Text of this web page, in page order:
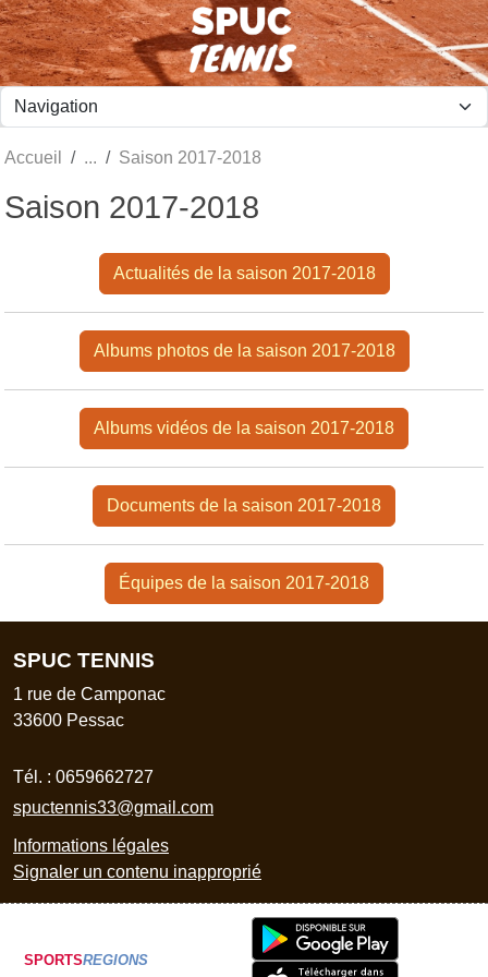
Accueil Saison 2017-2018
Saison 2017-2018
Actualités de la saison 2017-2018
Albums photos de la saison 2017-2018
Albums vidéos de la saison 2017-2018
Documents de la saison 2017-2018
Équipes de la saison 2017-2018
SPUC TENNIS
1 rue de Camponac
33600 Pessac
Tél. : 0659662727
spuctennis33@gmail.com
Informations légales
Signaler un contenu inapproprié
SPORTSREGIONS
Panneau de gestion des cookies